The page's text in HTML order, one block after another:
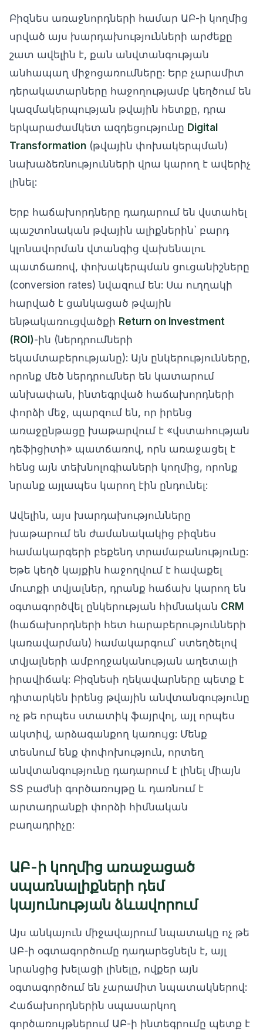
Բիզնես առաջնորդների համար ԱԲ-ի կողմից
սրված այս խարդախությունների արժեքը
շատ ավելին է, քան անվտանգության
անհապաղ միջոցառումները: Երբ չարամիտ
դերակատարները հաջողությամբ կեղծում են
կազմակերպության թվային հետքը, դրա
երկարաժամկետ ազդեցությունը Digital
Transformation (թվային փոխակերպման)
նախաձեռնությունների վրա կարող է ավերիչ
լինել:
Երբ հաճախորդները դադարում են վստահել
պաշտոնական թվային ալիքներին` բարդ
կլոնավորման վտանգից վախենալու
պատճառով, փոխակերպման ցուցանիշները
(conversion rates) նվազում են: Սա ուղղակի
հարված է ցանկացած թվային
ենթակառուցվածքի Return on Investment
(ROI)-ին (ներդրումների
եկամտաբերությանը): Այն ընկերությունները,
որոնք մեծ ներդրումներ են կատարում
անխափան, ինտեգրված հաճախորդների
փորձի մեջ, պարզում են, որ իրենց
առաջընթացը խաթարվում է «վստահության
դեֆիցիտի» պատճառով, որն առաջացել է
հենց այն տեխնոլոգիաների կողմից, որոնք
նրանք այլապես կարող էին ընդունել:
Ավելին, այս խարդախությունները
խաթարում են ժամանակակից բիզնես
համակարգերի բեքենդ տրամաբանությունը:
Եթե կեղծ կայքին հաջողվում է հավաքել
մուտքի տվյալներ, դրանք հաճախ կարող են
օգտագործվել ընկերության հիմնական CRM
(հաճախորդների հետ հարաբերությունների
կառավարման) համակարգում՝ ստեղծելով
տվյալների ամբողջականության աղետալի
իրավիճակ: Բիզնեսի ղեկավարները պետք է
դիտարկեն իրենց թվային անվտանգությունը
ոչ թե որպես ստատիկ ֆայրվոլ, այլ որպես
ակտիվ, արձագանքող կառույց: Մենք
տեսնում ենք փոփոխություն, որտեղ
անվտանգությունը դադարում է լինել միայն
ՏՏ բաժնի գործառույթը և դառնում է
արտադրանքի փորձի հիմնական
բաղադրիչը:
ԱԲ-ի կողմից առաջացած
սպառնալիքների դեմ
կայունության ձևավորում
Այս անկայուն միջավայրում նպատակը ոչ թե
ԱԲ-ի օգտագործումը դադարեցնելն է, այլ
նրանցից խելացի լինելը, ովքեր այն
օգտագործում են չարամիտ նպատակներով:
Հաճախորդներին սպասարկող
գործառույթներում ԱԲ-ի ինտեգրումը պետք է